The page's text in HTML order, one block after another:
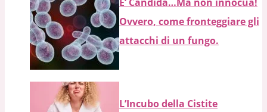
Ovvero, come fronteggiare gli
attacchi di un fungo.
L’Incubo della Cistite